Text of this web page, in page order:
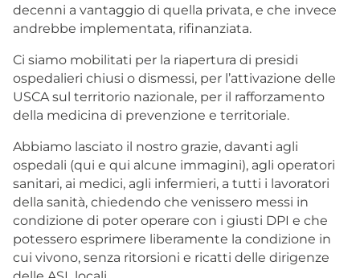
decenni a vantaggio di quella privata, e che invece
andrebbe implementata, rifinanziata.
Ci siamo mobilitati per la riapertura di presidi
ospedalieri chiusi o dismessi, per l’attivazione delle
USCA sul territorio nazionale, per il rafforzamento
della medicina di prevenzione e territoriale.
Abbiamo lasciato il nostro grazie, davanti agli
ospedali (qui e qui alcune immagini), agli operatori
sanitari, ai medici, agli infermieri, a tutti i lavoratori
della sanità, chiedendo che venissero messi in
condizione di poter operare con i giusti DPI e che
potessero esprimere liberamente la condizione in
cui vivono, senza ritorsioni e ricatti delle dirigenze